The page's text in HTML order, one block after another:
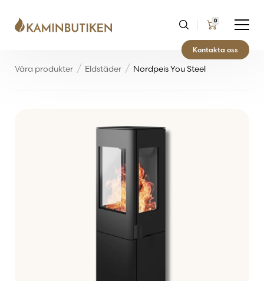
0
Kontakta oss
Våra produkter Eldstäder Nordpeis You Steel